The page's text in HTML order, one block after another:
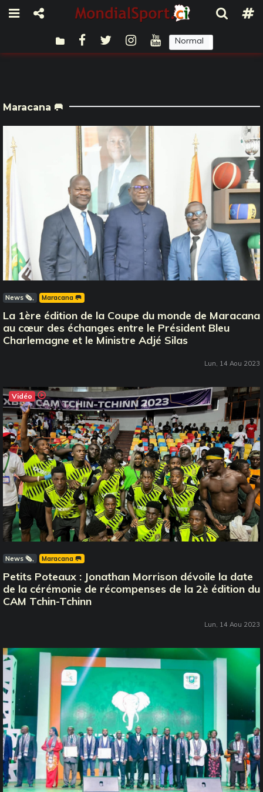
Normal
Maracana 🥅
News 🗞️ Maracana 🥅
La 1ère édition de la Coupe du monde de Maracana
au cœur des échanges entre le Président Bleu
Charlemagne et le Ministre Adjé Silas
Lun, 14 Aou 2023
Vidéo
News 🗞️ Maracana 🥅
Petits Poteaux : Jonathan Morrison dévoile la date
de la cérémonie de récompenses de la 2è édition du
CAM Tchin-Tchinn
Lun, 14 Aou 2023